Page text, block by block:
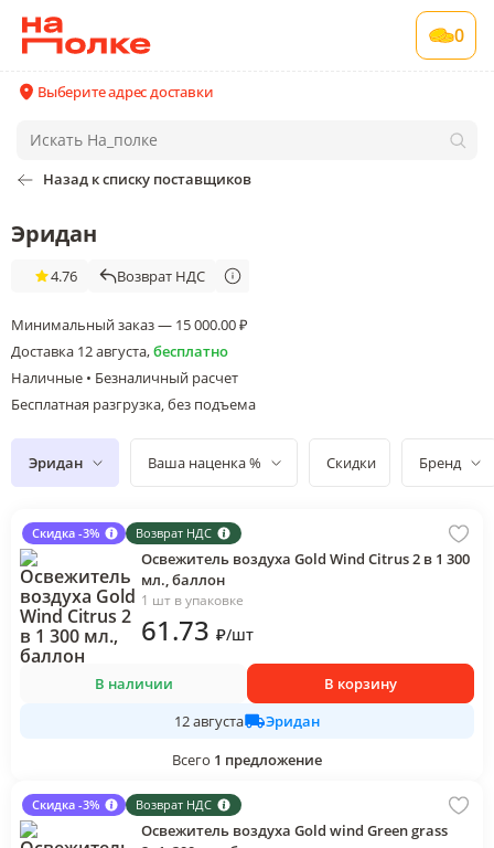
0
Выберите адрес доставки
Назад к списку поставщиков
Эридан
4.76 Возврат НДС
Минимальный заказ — 15 000.00 ₽
Доставка 12 августа,бесплатно
Наличные • Безналичный расчет
Бесплатная разгрузка, без подъема
Эридан Ваша наценка % Скидки Бренд
Скидка -3% Возврат НДС
Освежитель воздуха Gold Wind Citrus 2 в 1 300
мл., баллон
1 шт в упаковке
61.73 ₽/шт
В наличии
В корзину
12 августа
Эридан
Всего 1 предложение
Скидка -3% Возврат НДС
Освежитель воздуха Gold wind Green grass